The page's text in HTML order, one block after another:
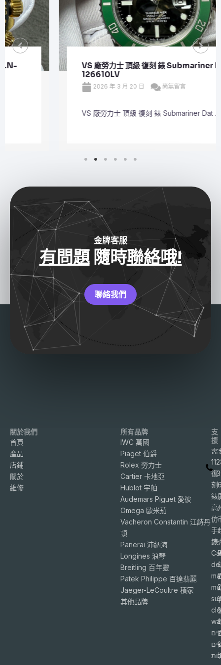
VS 廠勞力士 頂級 復刻 錶 Submariner Date
126610LV
2026 年 3 月 20 日 尚無留言
VS 廠勞力士 頂級 復刻 錶 Submariner Dat ...
金牌客服
有問題隨時聯絡哦!
聯絡我們
關於我們
首頁
產品
店鋪
關於
維修
所有品牌
IWC 萬國
Piaget 伯爵
Rolex 勞力士
Cartier 卡地亞
Hublot 宇舶
Audemars Piguet 愛彼
Omega 歐米茄
Vacheron Constantin 江詩丹
頓
Panerai 沛納海
Longines 浪琴
Breitling 百年靈
Patek Philippe 百達翡麗
Jaeger-LeCoultre 積家
其他品牌
支
援
需
復
刻
錶
高
仿
手
錶
de